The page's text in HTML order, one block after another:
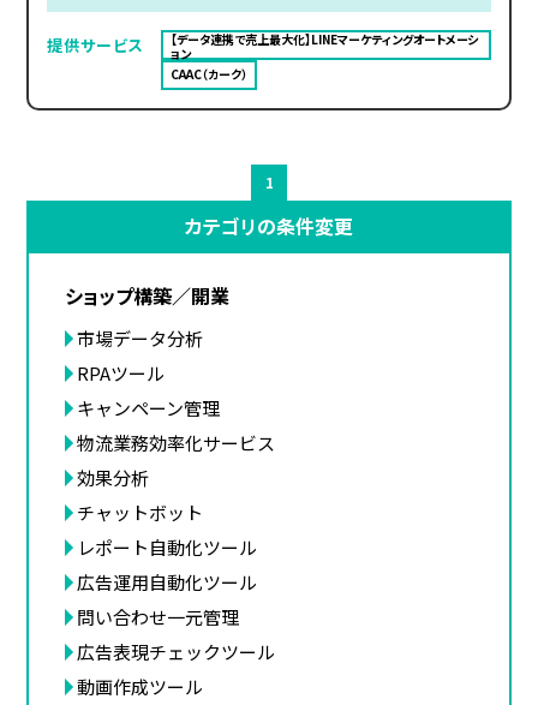
提供サービス
【データ連携で売上最大化】LINEマーケティングオートメーシ
ョン
CAAC（カーク）
1
カテゴリの条件変更
ショップ構築／開業
市場データ分析
RPAツール
キャンペーン管理
物流業務効率化サービス
効果分析
チャットボット
レポート自動化ツール
広告運用自動化ツール
問い合わせ一元管理
広告表現チェックツール
動画作成ツール